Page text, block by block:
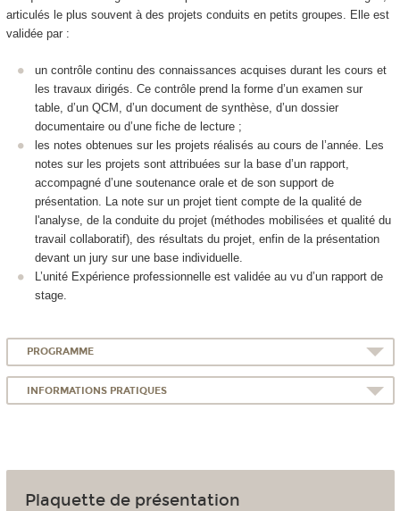
articulés le plus souvent à des projets conduits en petits groupes. Elle est
validée par :
un contrôle continu des connaissances acquises durant les cours et
les travaux dirigés. Ce contrôle prend la forme d’un examen sur
table, d’un QCM, d’un document de synthèse, d’un dossier
documentaire ou d’une fiche de lecture ;
les notes obtenues sur les projets réalisés au cours de l’année. Les
notes sur les projets sont attribuées sur la base d’un rapport,
accompagné d’une soutenance orale et de son support de
présentation. La note sur un projet tient compte de la qualité de
l'analyse, de la conduite du projet (méthodes mobilisées et qualité du
travail collaboratif), des résultats du projet, enfin de la présentation
devant un jury sur une base individuelle.
L’unité Expérience professionnelle est validée au vu d’un rapport de
stage.
PROGRAMME
INFORMATIONS PRATIQUES
Plaquette de présentation